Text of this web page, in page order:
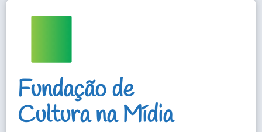
Fundação de
Cultura na Mídia